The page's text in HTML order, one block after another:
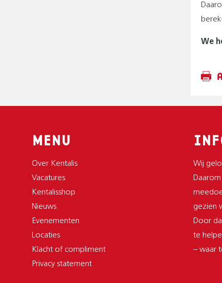
We
MENU
Over Kentalis
Vacatures
Kentalisshop
Nieuws
Evenementen
Locaties
Klacht of compliment
Privacy statement
Wij
gezien
Door
te
– waar